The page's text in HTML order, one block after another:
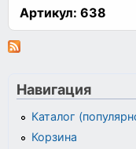
Артикул: 638
Навигация
Каталог
Корзина